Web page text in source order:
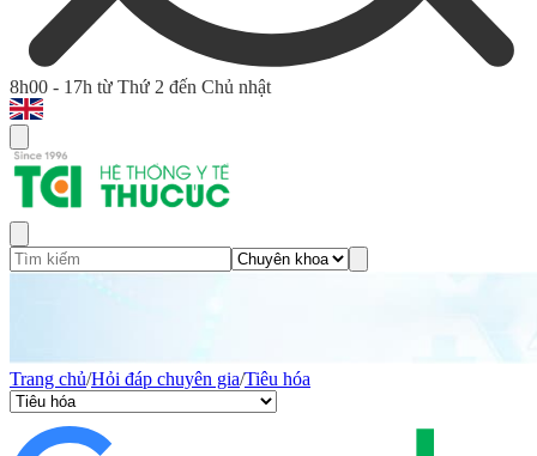
8h00 - 17h từ Thứ 2 đến Chủ nhật
Trang chủ/Hỏi đáp chuyên gia/Tiêu hóa